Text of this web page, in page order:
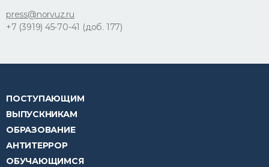
press@norvuz.ru
+7 (3919) 45-70-41 (доб. 177)
ПОСТУПАЮЩИМ
ВЫПУСКНИКАМ
ОБРАЗОВАНИЕ
АНТИТЕРРОР
ОБУЧАЮЩИМСЯ